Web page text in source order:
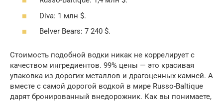
Diva: 1 млн $.
Belver Bears: 7 240 $.
Стоимость подобной водки никак не коррелирует с
качеством ингредиентов. 99% цены — это красивая
упаковка из дорогих металлов и драгоценных камней. А
вместе с самой дорогой водкой в мире Russo-Baltique
дарят бронированный внедорожник. Как вы понимаете,